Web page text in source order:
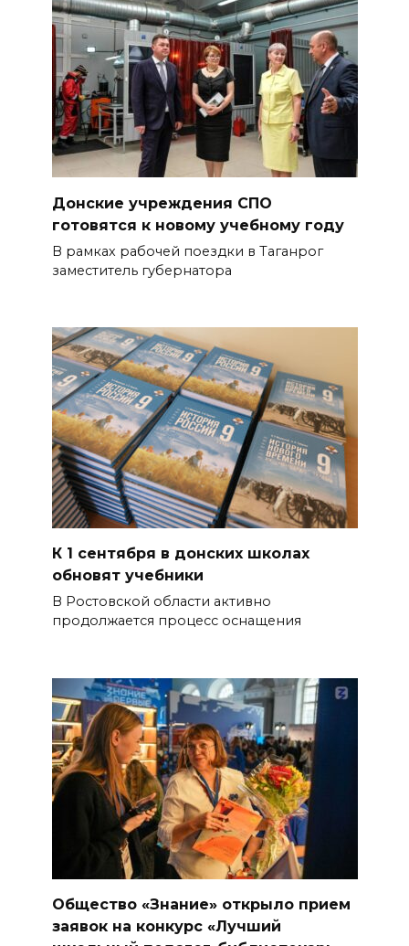
Донские учреждения СПО
готовятся к новому учебному году
В рамках рабочей поездки в Таганрог
заместитель губернатора
К 1 сентября в донских школах
обновят учебники
В Ростовской области активно
продолжается процесс оснащения
Общество «Знание» открыло прием
заявок на конкурс «Лучший